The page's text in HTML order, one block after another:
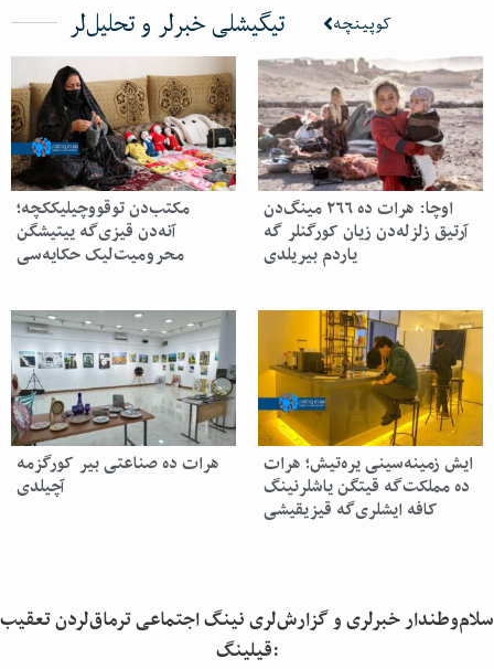
تیگیشلی خبرلر و تحلیل‌لر کوپینچه
مکتب‌دن توقووچیلیککچه؛
آنه‌دن قیزی‌گه ییتیشگن
محرومیت‌لیک حکایه‌سی
اوچا: هرات ده‌ ۲۶۶ مینگ‌دن
آرتیق زلزله‌دن زیان کورگنلر گه
یاردم بیریلدی
هرات ده صناعتی بیر کورگزمه‌
آچیلدی
ایش زمینه‌سینی یره‌تیش؛ هرات
ده مملکت‌گه قیتگن یاشلرنینگ
کافه ایشلری‌گه قیزیقیشی
سلام‌وطندار خبرلری و گزارش‌لری نینگ اجتماعی ترماق‌لردن تعقیب
قیلینگ: